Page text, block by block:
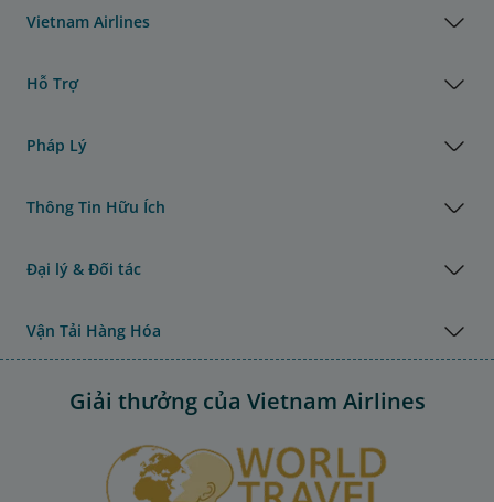
Vietnam Airlines
Hỗ Trợ
Pháp Lý
Thông Tin Hữu Ích
Đại lý & Đối tác
Vận Tải Hàng Hóa
Giải thưởng của Vietnam Airlines